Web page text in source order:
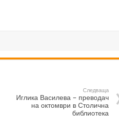
Следваща
Иглика Василева – преводач
на октомври в Столична
библиотека